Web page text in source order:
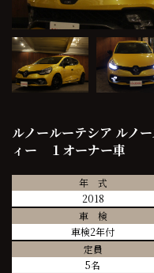
ルノールーテシア ルノ
ィー １オーナー車
年 式
2018
車 検
車検2年付
定員
5名